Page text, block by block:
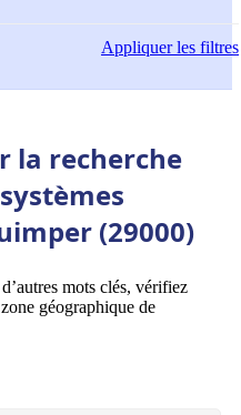
Appliquerles filtres
la recherche
(29000)
mots clés, vérifiez
géographique de